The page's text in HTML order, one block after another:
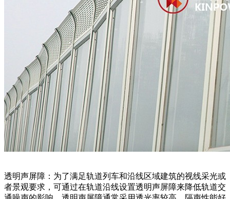
透明声屏障：为了满足轨道列车和沿线区域建筑的视线采光或
者景观要求，可通过在轨道沿线设置透明声屏障来降低轨道交